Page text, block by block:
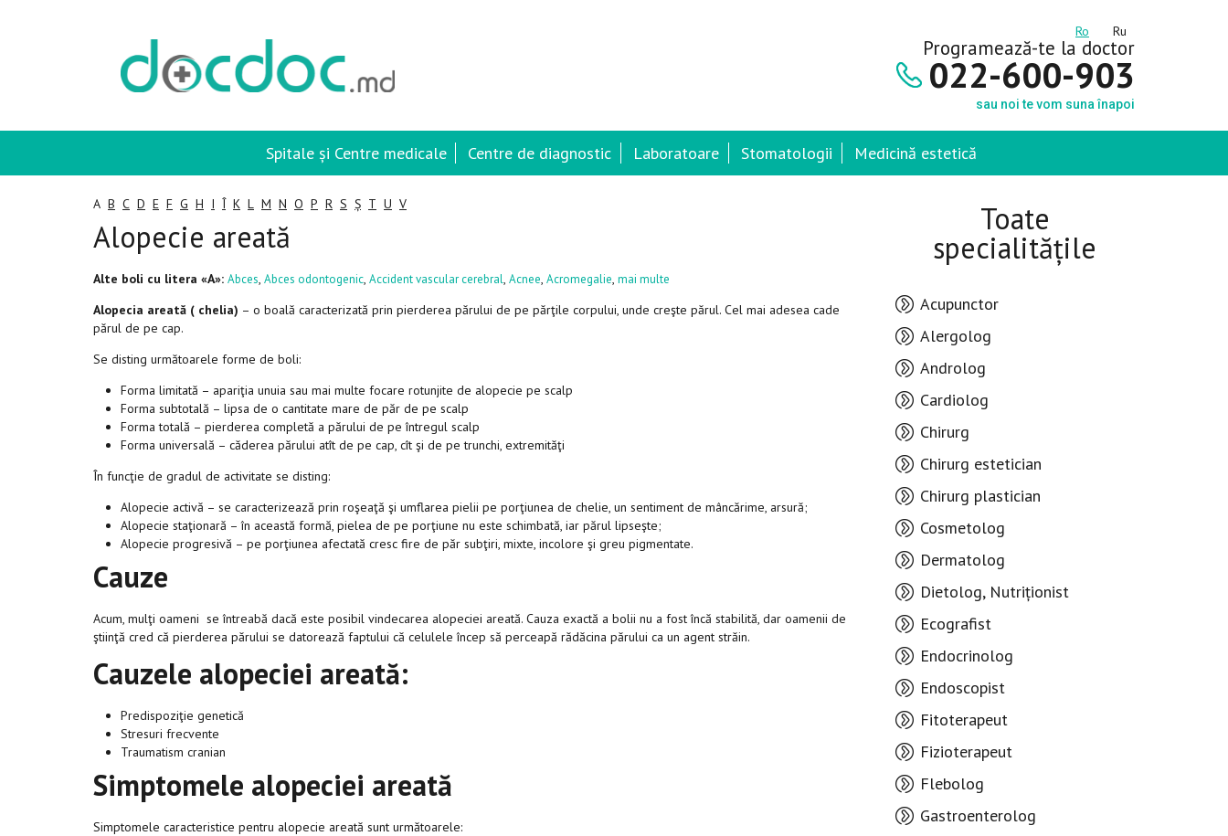
Ro Ru
Programează-te la doctor
022-600-903
sau noi te vom suna înapoi
Spitale și Centre medicale Centre de diagnostic Laboratoare Stomatologii Medicină estetică
A B C D E F G H I Î K L M N O P R S Ș T U V
Alopecie areată
Alte boli cu litera «A»: Abces, Abces odontogenic, Accident vascular cerebral, Acnee, Acromegalie, mai multe
Alopecia areată ( chelia) – o boală caracterizată prin pierderea părului de pe părţile corpului, unde creşte părul. Cel mai adesea cade
părul de pe cap.
Se disting următoarele forme de boli:
Forma limitată – apariţia unuia sau mai multe focare rotunjite de alopecie pe scalp
Forma subtotală – lipsa de o cantitate mare de păr de pe scalp
Forma totală – pierderea completă a părului de pe întregul scalp
Forma universală – căderea părului atît de pe cap, cît şi de pe trunchi, extremităţi
În funcţie de gradul de activitate se disting:
Alopecie activă – se caracterizează prin roşeaţă şi umflarea pielii pe porţiunea de chelie, un sentiment de mâncărime, arsură;
Alopecie staţionară – în această formă, pielea de pe porţiune nu este schimbată, iar părul lipseşte;
Alopecie progresivă – pe porţiunea afectată cresc fire de păr subţiri, mixte, incolore şi greu pigmentate.
Cauze
Acum, mulţi oameni se întreabă dacă este posibil vindecarea alopeciei areată. Cauza exactă a bolii nu a fost încă stabilită, dar oamenii de
ştiinţă cred că pierderea părului se datorează faptului că celulele încep să perceapă rădăcina părului ca un agent străin.
Cauzele alopeciei areată:
Predispoziţie genetică
Stresuri frecvente
Traumatism cranian
Simptomele alopeciei areată
Simptomele caracteristice pentru alopecie areată sunt următoarele:
Toate
specialitățile
Acupunctor
Alergolog
Androlog
Cardiolog
Chirurg
Chirurg estetician
Chirurg plastician
Cosmetolog
Dermatolog
Dietolog, Nutriționist
Ecografist
Endocrinolog
Endoscopist
Fitoterapeut
Fizioterapeut
Flebolog
Gastroenterolog